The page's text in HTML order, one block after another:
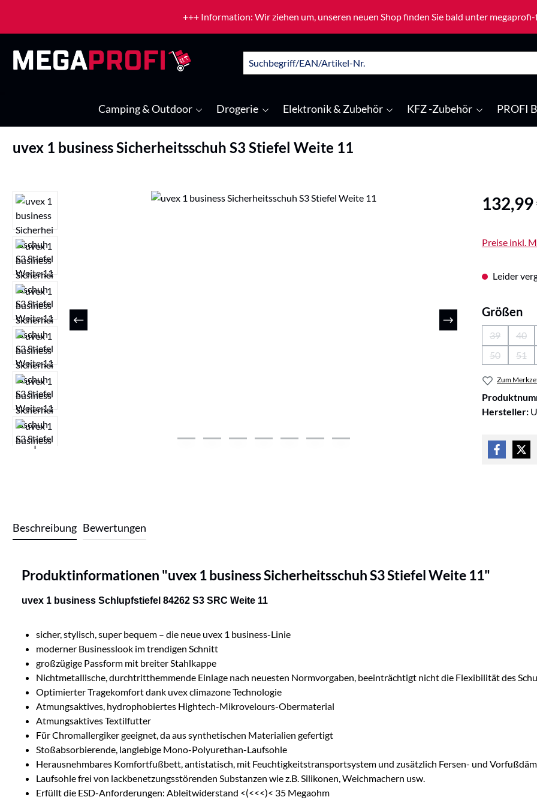
+++ Information: Wir ziehen um, unseren neuen Shop finden Sie bald unter
Camping & Outdoor Drogerie Elektronik & Zubehör KFZ -Zubehör PROFI
uvex 1 business Sicherheitsschuh S3 Stiefel Weite 11
Bildergalerie überspringen Regulärer
132,99
Preise inkl.
Leider
Größen
39
(Diese
40
50
(Diese
51
Zum
Hersteller:
Beschreibung Bewertungen
Produktinformationen "uvex 1 business Sicherheitsschuh S3 Stiefel Weite 11"
uvex 1 business Schlupfstiefel 84262 S3 SRC Weite 11
sicher, stylisch, super bequem – die neue uvex 1 business-Linie
moderner Businesslook im trendigen Schnitt
großzügige Passform mit breiter Stahlkappe
Nichtmetallische, durchtritthemmende Einlage nach neuesten Normvorgaben, beeinträchtigt nicht die Flexibilität des
Optimierter Tragekomfort dank uvex climazone Technologie
Atmungsaktives, hydrophobiertes Hightech-Mikrovelours-Obermaterial
Atmungsaktives Textilfutter
Für Chromallergiker geeignet, da aus synthetischen Materialien gefertigt
Stoßabsorbierende, langlebige Mono-Polyurethan-Laufsohle
Herausnehmbares Komfortfußbett, antistatisch, mit Feuchtigkeitstransportsystem und zusätzlich Fersen- und
Laufsohle frei von lackbenetzungsstörenden Substanzen wie z.B. Silikonen, Weichmachern usw.
Erfüllt die ESD-Anforderungen: Ableitwiderstand <(<<<)< 35 Megaohm